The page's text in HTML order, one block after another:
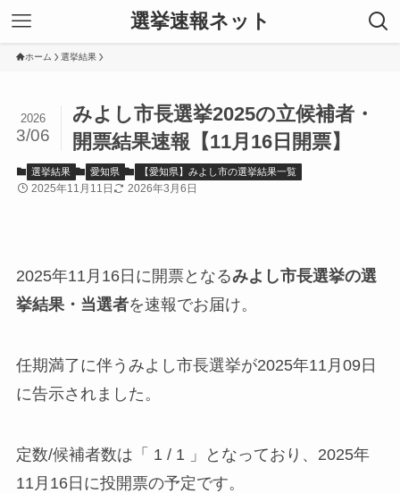
選挙速報ネット
ホーム 選挙結果
みよし市長選挙2025の立候補者・
開票結果速報【11月16日開票】
2026
3/06
選挙結果 愛知県 【愛知県】みよし市の選挙結果一覧
2025年11月11日 2026年3月6日
2025年11月16日に開票となるみよし市長選挙の選
挙結果・当選者を速報でお届け。
任期満了に伴うみよし市長選挙が2025年11月09日
に告示されました。
定数/候補者数は「 1 / 1 」となっており、2025年
11月16日に投開票の予定です。